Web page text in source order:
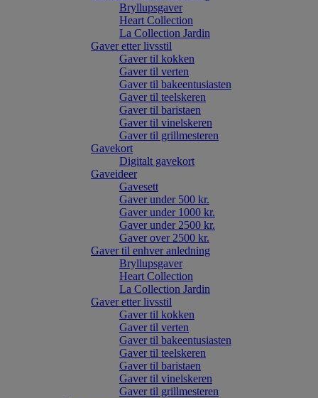
Bryllupsgaver
Heart Collection
La Collection Jardin
Gaver etter livsstil
Gaver til kokken
Gaver til verten
Gaver til bakeentusiasten
Gaver til teelskeren
Gaver til baristaen
Gaver til vinelskeren
Gaver til grillmesteren
Gavekort
Digitalt gavekort
Gaveideer
Gavesett
Gaver under 500 kr.
Gaver under 1000 kr.
Gaver under 2500 kr.
Gaver over 2500 kr.
Gaver til enhver anledning
Bryllupsgaver
Heart Collection
La Collection Jardin
Gaver etter livsstil
Gaver til kokken
Gaver til verten
Gaver til bakeentusiasten
Gaver til teelskeren
Gaver til baristaen
Gaver til vinelskeren
Gaver til grillmesteren